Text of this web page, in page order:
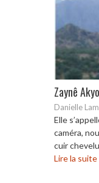
Zaynê
Danielle
Elle
caméra,
cuir
Lire la suite